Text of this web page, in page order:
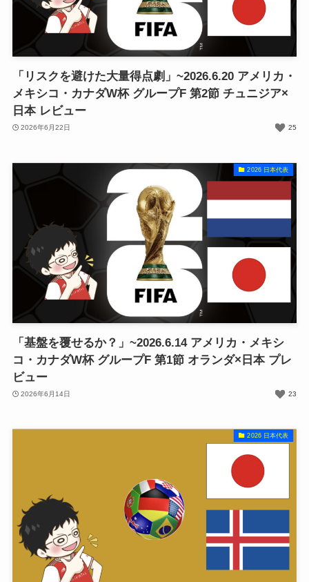
「リスクを避けた大量得点劇」~2026.6.20 アメリカ・
メキシコ・カナダW杯 グループF 第2節 チュニジア×
日本 レビュー
2026年6月22日 25
2026 日本代表
「基盤を覆せるか？」~2026.6.14 アメリカ・メキシ
コ・カナダW杯 グループF 第1節 オランダ×日本 プレ
ビュー
2026年6月14日 23
2026 日本代表